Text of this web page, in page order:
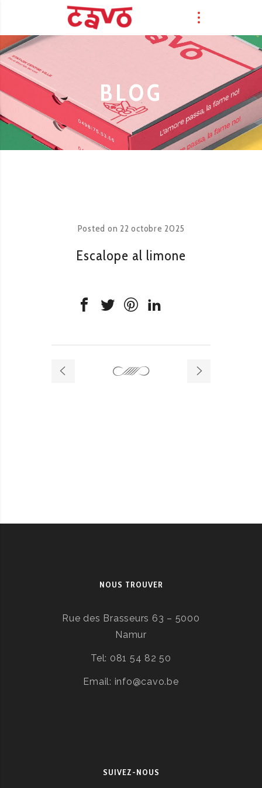
BLOG
Posted on 22 octobre 2025
Escalope al limone
NOUS TROUVER
Rue des Brasseurs 63 – 5000
Namur
Tel: 081 54 82 50
Email: info@cavo.be
SUIVEZ-NOUS